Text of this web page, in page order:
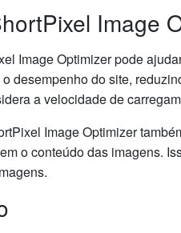
Image
Image Optimizer pode
desempenho do site,
a velocidade de
Image Optimizer
o conteúdo das imagens.